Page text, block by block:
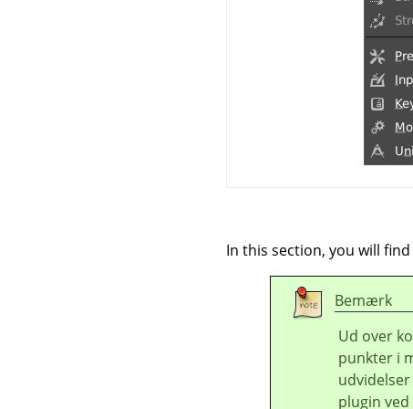
In this section, you will
Bemærk
Ud over
punkter i
plugin